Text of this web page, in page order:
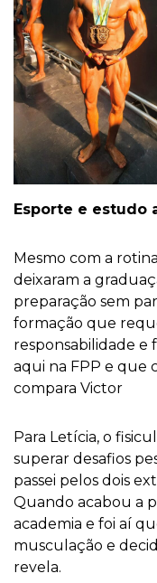
Esporte e estudo
Mesmo com a
deixaram a
preparação sem
formação que
responsabilidade e
aqui na FPP e que
compara Victor
Para Letícia, o
superar desafios
passei pelos dois
Quando acabou a
academia e foi aí
musculação e
revela.